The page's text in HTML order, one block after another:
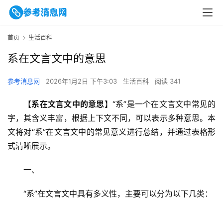
首页 生活百科
系在文言文中的意思
参考消息网 2026年1月2日 下午3:03 生活百科 阅读 341
【系在文言文中的意思】“系”是一个在文言文中常见的
字，其含义丰富，根据上下文不同，可以表示多种意思。本
文将对“系”在文言文中的常见意义进行总结，并通过表格形
式清晰展示。
一、
“系”在文言文中具有多义性，主要可以分为以下几类：